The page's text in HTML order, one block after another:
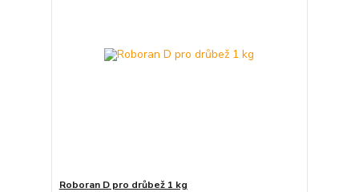
Roboran D pro drůbež 1 kg